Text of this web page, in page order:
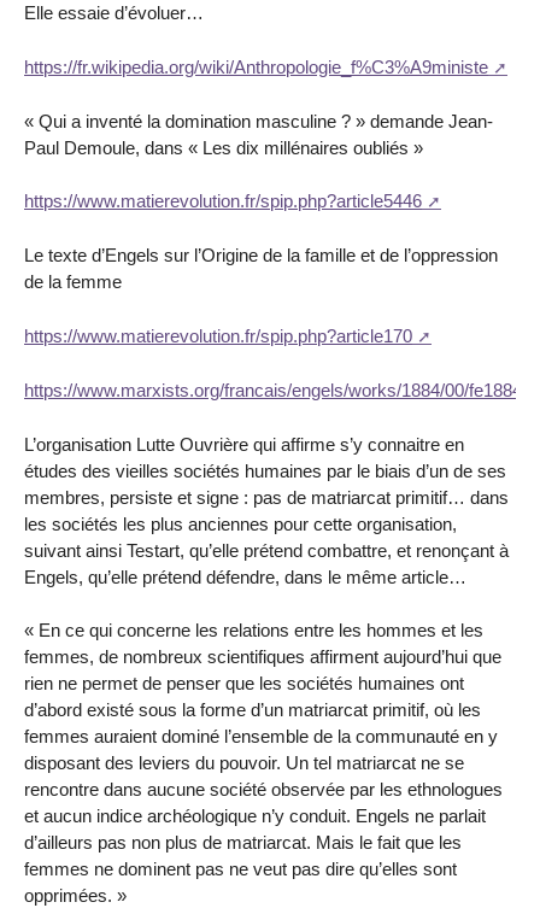
Elle essaie d’évoluer…
https://fr.wikipedia.org/wiki/Anthropologie_f%C3%A9ministe
« Qui a inventé la domination masculine ? » demande Jean-
Paul Demoule, dans « Les dix millénaires oubliés »
https://www.matierevolution.fr/spip.php?article5446
Le texte d’Engels sur l’Origine de la famille et de l’oppression
de la femme
https://www.matierevolution.fr/spip.php?article170
https://www.marxists.org/francais/engels/works/1884/00/
L’organisation Lutte Ouvrière qui affirme s’y connaitre en
études des vieilles sociétés humaines par le biais d’un de ses
membres, persiste et signe : pas de matriarcat primitif… dans
les sociétés les plus anciennes pour cette organisation,
suivant ainsi Testart, qu’elle prétend combattre, et renonçant à
Engels, qu’elle prétend défendre, dans le même article…
« En ce qui concerne les relations entre les hommes et les
femmes, de nombreux scientifiques affirment aujourd’hui que
rien ne permet de penser que les sociétés humaines ont
d’abord existé sous la forme d’un matriarcat primitif, où les
femmes auraient dominé l’ensemble de la communauté en y
disposant des leviers du pouvoir. Un tel matriarcat ne se
rencontre dans aucune société observée par les ethnologues
et aucun indice archéologique n’y conduit. Engels ne parlait
d’ailleurs pas non plus de matriarcat. Mais le fait que les
femmes ne dominent pas ne veut pas dire qu’elles sont
opprimées. »